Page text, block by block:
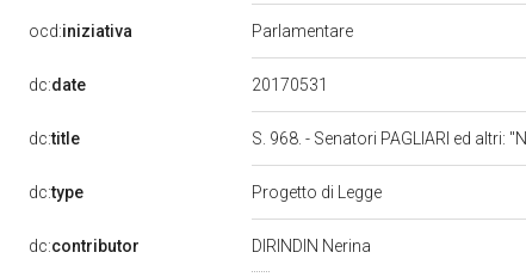
ocd:iniziativa Parlamentare
dc:date 20170531
dc:title S. 968. - Senatori PAGLIARI ed
dc:type Progetto di Legge
dc:contributor DIRINDIN Nerina